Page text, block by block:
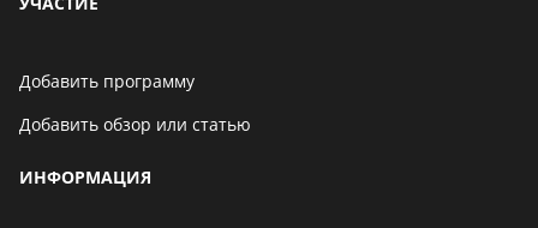
Добавить программу
Добавить обзор или статью
ИНФОРМАЦИЯ